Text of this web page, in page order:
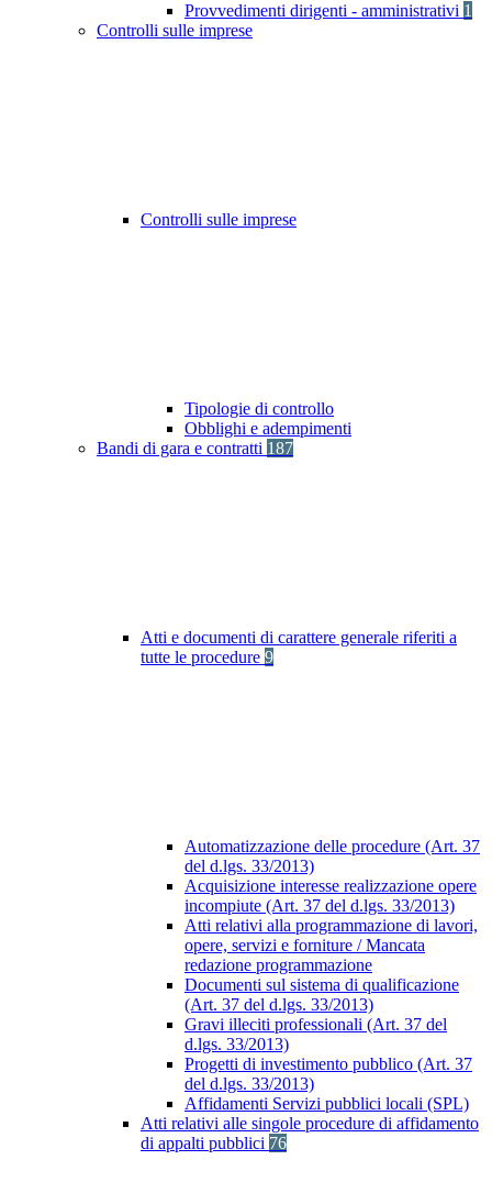
Provvedimenti dirigenti - amministrativi 1
Controlli sulle imprese
Controlli sulle imprese
Tipologie di controllo
Obblighi e adempimenti
Bandi di gara e contratti 187
Atti e documenti di carattere generale riferiti a
tutte le procedure 9
Automatizzazione delle procedure (Art. 37
del d.lgs. 33/2013)
Acquisizione interesse realizzazione opere
incompiute (Art. 37 del d.lgs. 33/2013)
Atti relativi alla programmazione di lavori,
opere, servizi e forniture / Mancata
redazione programmazione
Documenti sul sistema di qualificazione
(Art. 37 del d.lgs. 33/2013)
Gravi illeciti professionali (Art. 37 del
d.lgs. 33/2013)
Progetti di investimento pubblico (Art. 37
del d.lgs. 33/2013)
Affidamenti Servizi pubblici locali (SPL)
Atti relativi alle singole procedure di affidamento
di appalti pubblici 76